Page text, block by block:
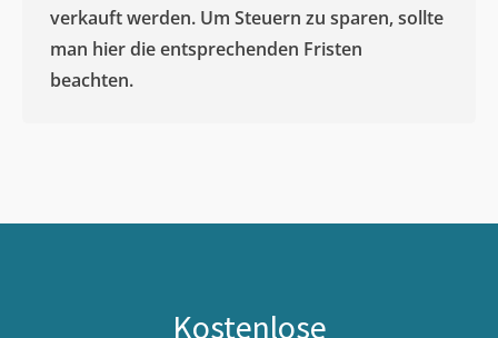
verkauft werden. Um Steuern zu sparen, sollte
man hier die entsprechenden Fristen
beachten.
Kostenlose